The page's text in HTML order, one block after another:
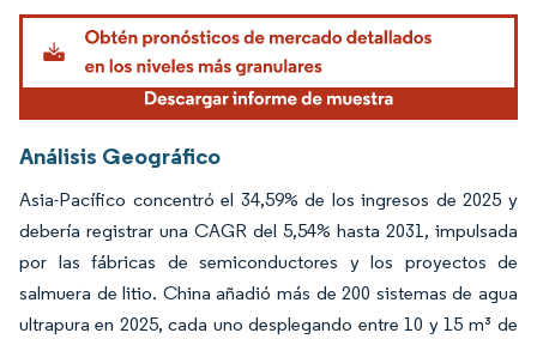
Análisis Geográfico
Asia-Pacífico concentró el 34,59% de los ingresos de 2025 y
debería registrar una CAGR del 5,54% hasta 2031, impulsada
por las fábricas de semiconductores y los proyectos de
salmuera de litio. China añadió más de 200 sistemas de agua
ultrapura en 2025, cada uno desplegando entre 10 y 15 m³ de